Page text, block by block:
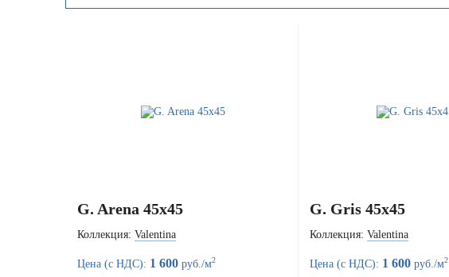
G. Arena 45x45
Коллекция: Valentina
Цена (с НДС): 1 600 руб./м2
G. Gris 45x45
Коллекция: Valentina
Цена (с НДС): 1 600руб./м2